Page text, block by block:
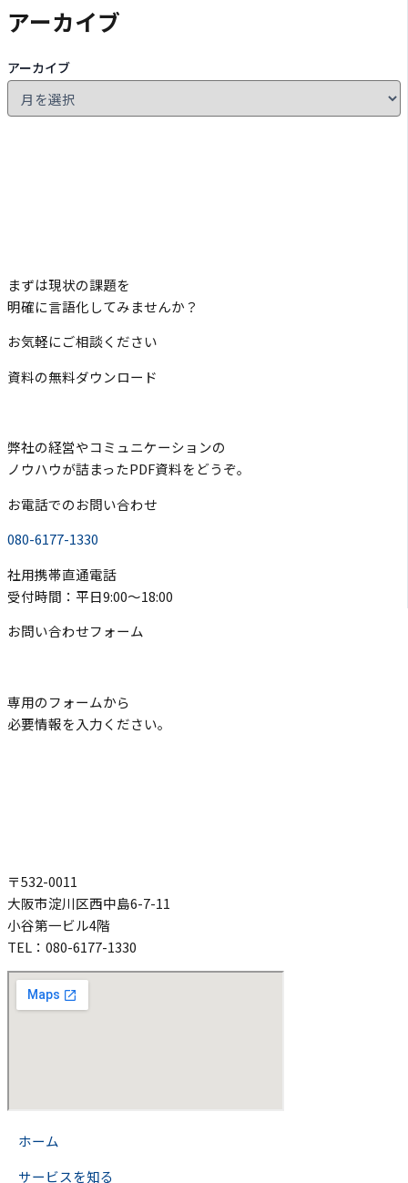
アーカイブ
アーカイブ
まずは現状の課題を
明確に言語化してみませんか？
お気軽にご相談ください
資料の無料ダウンロード
弊社の経営やコミュニケーションの
ノウハウが詰まったPDF資料をどうぞ。
お電話でのお問い合わせ
080-6177-1330
社用携帯直通電話
受付時間：平日9:00〜18:00
お問い合わせフォーム
専用のフォームから
必要情報を入力ください。
〒532-0011
大阪市淀川区西中島6-7-11
小谷第一ビル4階
TEL：080-6177-1330
ホーム
サービスを知る